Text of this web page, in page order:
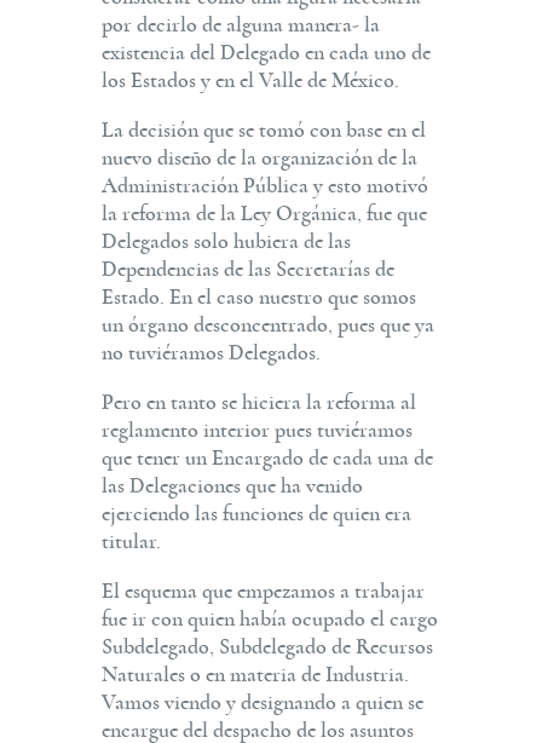
por decirlo de alguna manera- la
existencia del Delegado en cada uno de
los Estados y en el Valle de México.
La decisión que se tomó con base en el
nuevo diseño de la organización de la
Administración Pública y esto motivó
la reforma de la Ley Orgánica, fue que
Delegados solo hubiera de las
Dependencias de las Secretarías de
Estado. En el caso nuestro que somos
un órgano desconcentrado, pues que ya
no tuviéramos Delegados.
Pero en tanto se hiciera la reforma al
reglamento interior pues tuviéramos
que tener un Encargado de cada una de
las Delegaciones que ha venido
ejerciendo las funciones de quien era
titular.
El esquema que empezamos a trabajar
fue ir con quien había ocupado el cargo
Subdelegado, Subdelegado de Recursos
Naturales o en materia de Industria.
Vamos viendo y designando a quien se
encargue del despacho de los asuntos